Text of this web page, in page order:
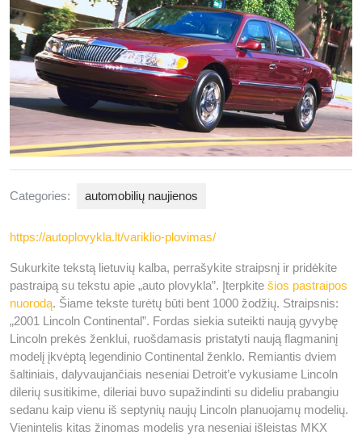
Categories: automobilių naujienos
https://autoplovykla.lt/variklio-plovimas/
Sukurkite tekstą lietuvių kalba, perrašykite straipsnį ir pridėkite
pastraipą su tekstu apie „auto plovykla”. Įterpkite šios pastraipos
nuorodą. Šiame tekste turėtų būti bent 1000 žodžių. Straipsnis:
„2001 Lincoln Continental”. Fordas siekia suteikti naują gyvybę
Lincoln prekės ženklui, ruošdamasis pristatyti naują flagmaninį
modelį įkvėptą legendinio Continental ženklo. Remiantis dviem
šaltiniais, dalyvaujančiais neseniai Detroit’e vykusiame Lincoln
dilerių susitikime, dileriai buvo supažindinti su dideliu prabangiu
sedanu kaip vienu iš septynių naujų Lincoln planuojamų modelių.
Vienintelis kitas žinomas modelis yra neseniai išleistas MKX